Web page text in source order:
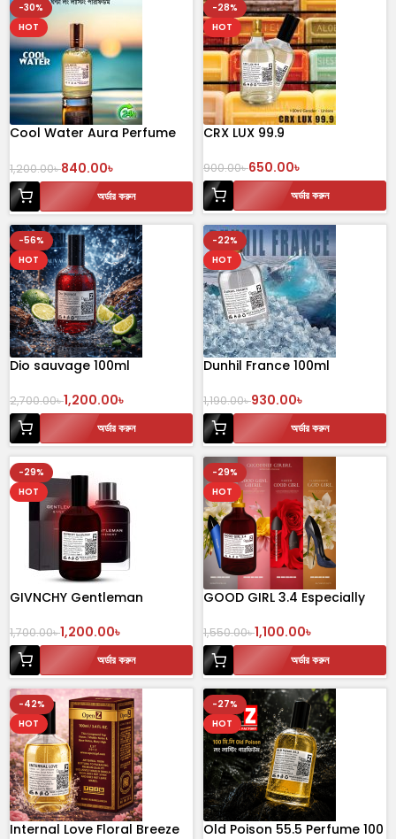
-30%
HOT
Cool Water Aura Perfume
1,200.00৳840.00৳
অর্ডার করুন
-28%
HOT
CRX LUX 99.9
900.00৳650.00৳
অর্ডার করুন
-56%
HOT
Dio sauvage 100ml
2,700.00৳1,200.00৳
অর্ডার করুন
-22%
HOT
Dunhil France 100ml
1,190.00৳930.00৳
অর্ডার করুন
-29%
HOT
GIVNCHY Gentleman
1,700.00৳1,200.00৳
অর্ডার করুন
-29%
HOT
GOOD GIRL 3.4 Especially
1,550.00৳1,100.00৳
অর্ডার করুন
-42%
HOT
Internal Love Floral Breeze
-27%
HOT
Old Poison 55.5 Perfume 100